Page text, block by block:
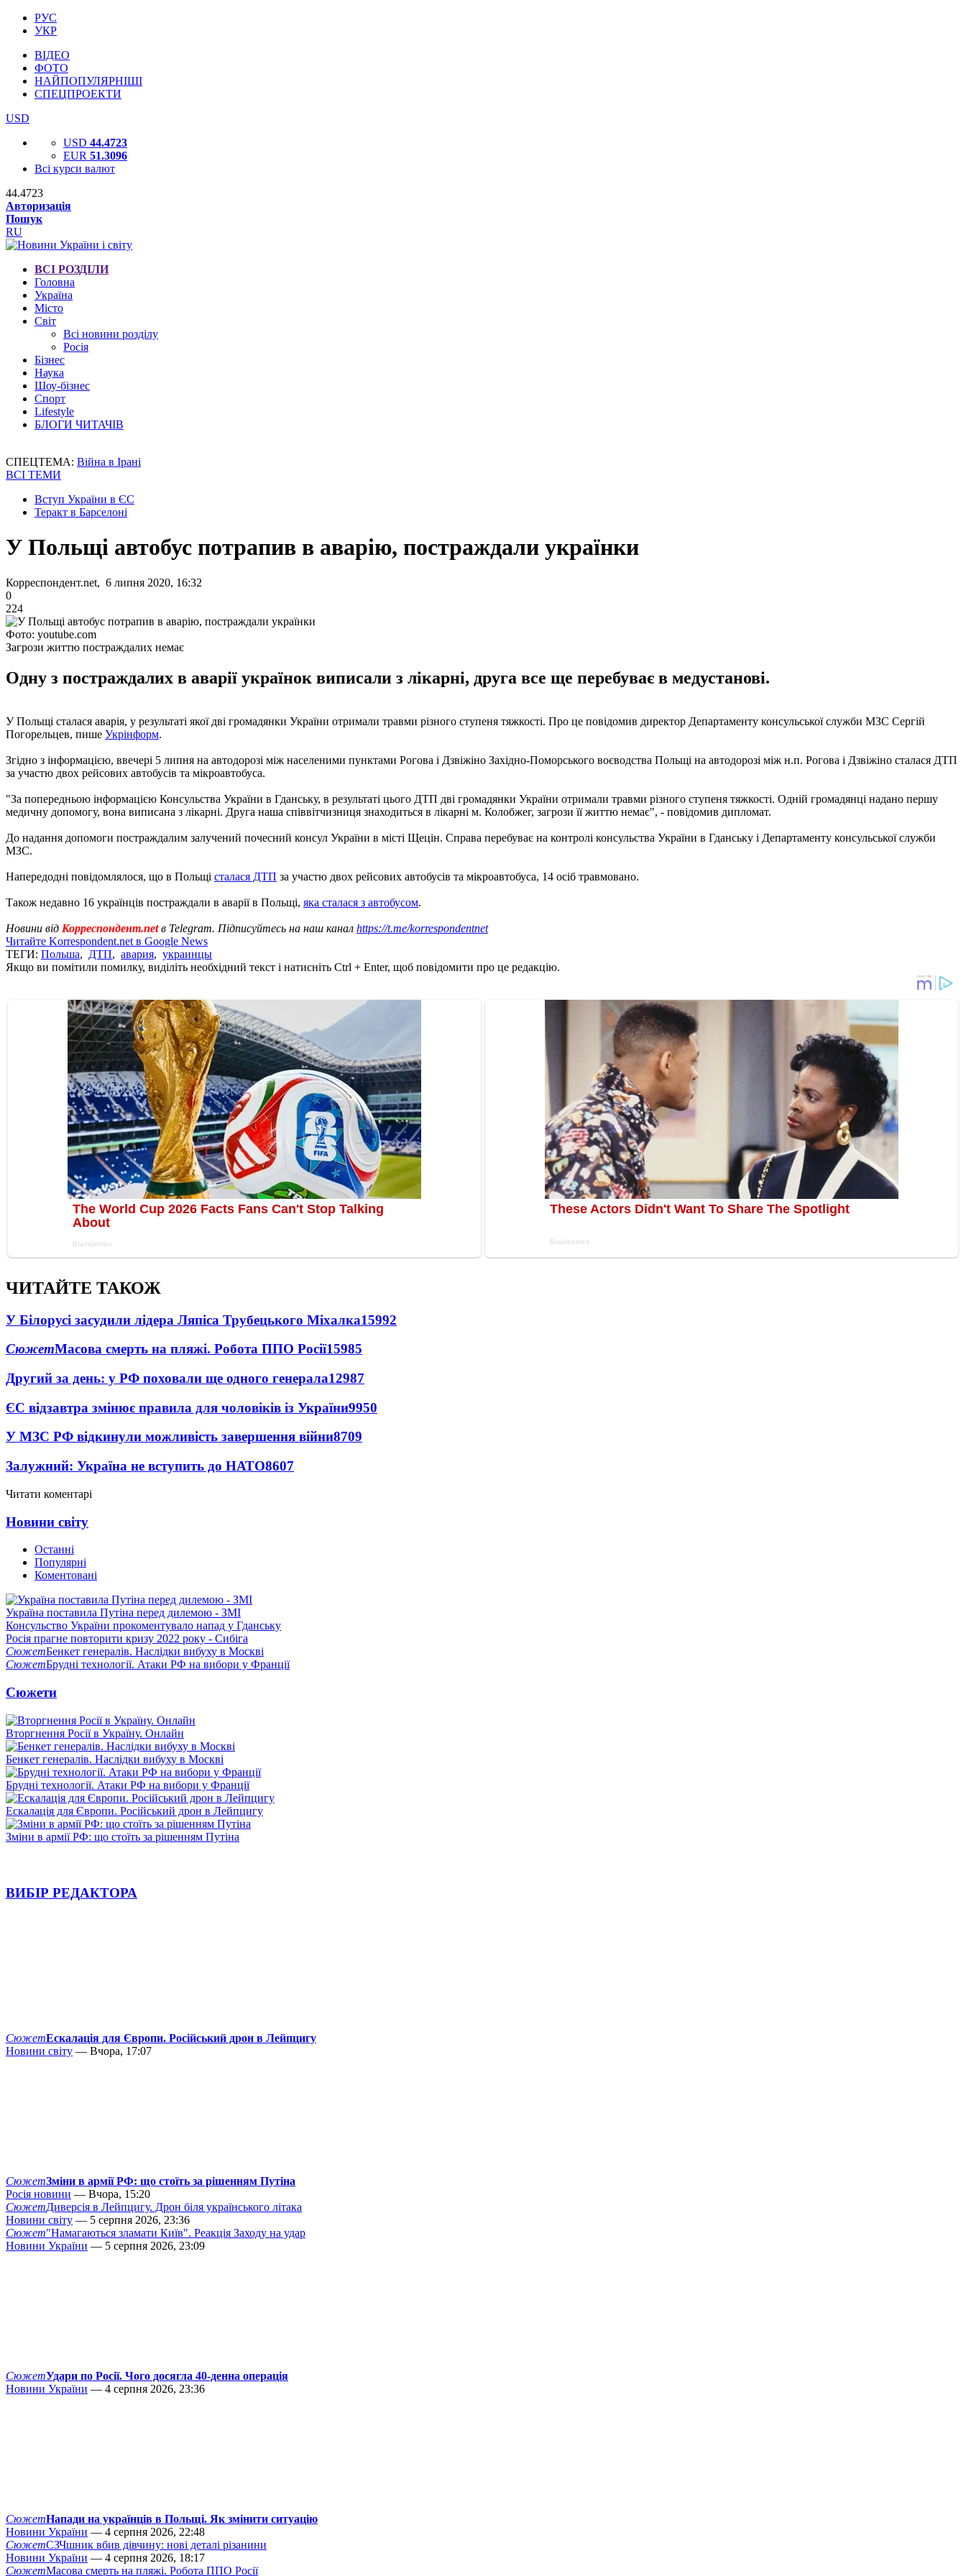
РУС
УКР
ВІДЕО
ФОТО
НАЙПОПУЛЯРНІШІ
СПЕЦПРОЕКТИ
USD
USD 44.4723
EUR 51.3096
Всі курси валют
44.4723
Авторизація
Пошук
RU
ВСІ РОЗДІЛИ
Головна
Україна
Місто
Світ
Всі новини розділу
Росія
Бізнес
Наука
Шоу-бізнес
Спорт
Lifestyle
БЛОГИ ЧИТАЧІВ
СПЕЦТЕМА: Війна в Ірані
ВСІ ТЕМИ
Вступ України в ЄС
Теракт в Барселоні
У Польщі автобус потрапив в аварію, постраждали українки
Корреспондент.net, 6 липня 2020, 16:32
0
224
Фото: youtube.com
Загрози життю постраждалих немає
Одну з постраждалих в аварії українок виписали з лікарні, друга все ще перебуває в медустанові.
У Польщі сталася аварія, у результаті якої дві громадянки України отримали травми різного ступеня тяжкості. Про це повідомив директор Департаменту консульської служби МЗС Сергій
Погорельцев, пише Укрінформ.
Згідно з інформацією, ввечері 5 липня на автодорозі між населеними пунктами Рогова і Дзвіжіно Західно-Поморського воєводства Польщі на автодорозі між н.п. Рогова і Дзвіжіно сталася ДТП
за участю двох рейсових автобусів та мікроавтобуса.
"За попередньою інформацією Консульства України в Гданську, в результаті цього ДТП дві громадянки України отримали травми різного ступеня тяжкості. Одній громадянці надано першу
медичну допомогу, вона виписана з лікарні. Друга наша співвітчизниця знаходиться в лікарні м. Колобжег, загрози її життю немає", - повідомив дипломат.
До надання допомоги постраждалим залучений почесний консул України в місті Щецін. Справа перебуває на контролі консульства України в Гданську і Департаменту консульської служби
МЗС.
Напередодні повідомлялося, що в Польщі сталася ДТП за участю двох рейсових автобусів та мікроавтобуса, 14 осіб травмовано.
Також недавно 16 українців постраждали в аварії в Польщі, яка сталася з автобусом.
Новини від Корреспондент.netв Telegram. Підписуйтесь на наш канал https://t.me/korrespondentnet
Читайте Korrespondent.net в Google News
ТЕГИ: Польша, ДТП, авария, украинцы
Якщо ви помітили помилку, виділіть необхідний текст і натисніть Ctrl + Enter, щоб повідомити про це редакцію.
ЧИТАЙТЕ ТАКОЖ
У Білорусі засудили лідера Ляпіса Трубецького Міхалка15992
СюжетМасова смерть на пляжі. Робота ППО Росії15985
Другий за день: у РФ поховали ще одного генерала12987
ЄС відзавтра змінює правила для чоловіків із України9950
У МЗС РФ відкинули можливість завершення війни8709
Залужний: Україна не вступить до НАТО8607
Читати коментарі
Новини світу
Останні
Популярні
Коментовані
Україна поставила Путіна перед дилемою - ЗМІ
Консульство України прокоментувало напад у Гданську
Росія прагне повторити кризу 2022 року - Сибіга
СюжетБенкет генералів. Наслідки вибуху в Москві
СюжетБрудні технології. Атаки РФ на вибори у Франції
Сюжети
Вторгнення Росії в Україну. Онлайн
Бенкет генералів. Наслідки вибуху в Москві
Брудні технології. Атаки РФ на вибори у Франції
Ескалація для Європи. Російський дрон в Лейпцигу
Зміни в армії РФ: що стоїть за рішенням Путіна
ВИБІР РЕДАКТОРА
СюжетЕскалація для Європи. Російський дрон в Лейпцигу
Новини світу — Вчора, 17:07
СюжетЗміни в армії РФ: що стоїть за рішенням Путіна
Росія новини — Вчора, 15:20
СюжетДиверсія в Лейпцигу. Дрон біля українського літака
Новини світу — 5 серпня 2026, 23:36
Сюжет"Намагаються зламати Київ". Реакція Заходу на удар
Новини України — 5 серпня 2026, 23:09
СюжетУдари по Росії. Чого досягла 40-денна операція
Новини України — 4 серпня 2026, 23:36
СюжетНапади на українців в Польщі. Як змінити ситуацію
Новини України — 4 серпня 2026, 22:48
СюжетСЗЧшник вбив дівчину: нові деталі різанини
Новини України — 4 серпня 2026, 18:17
СюжетМасова смерть на пляжі. Робота ППО Росії